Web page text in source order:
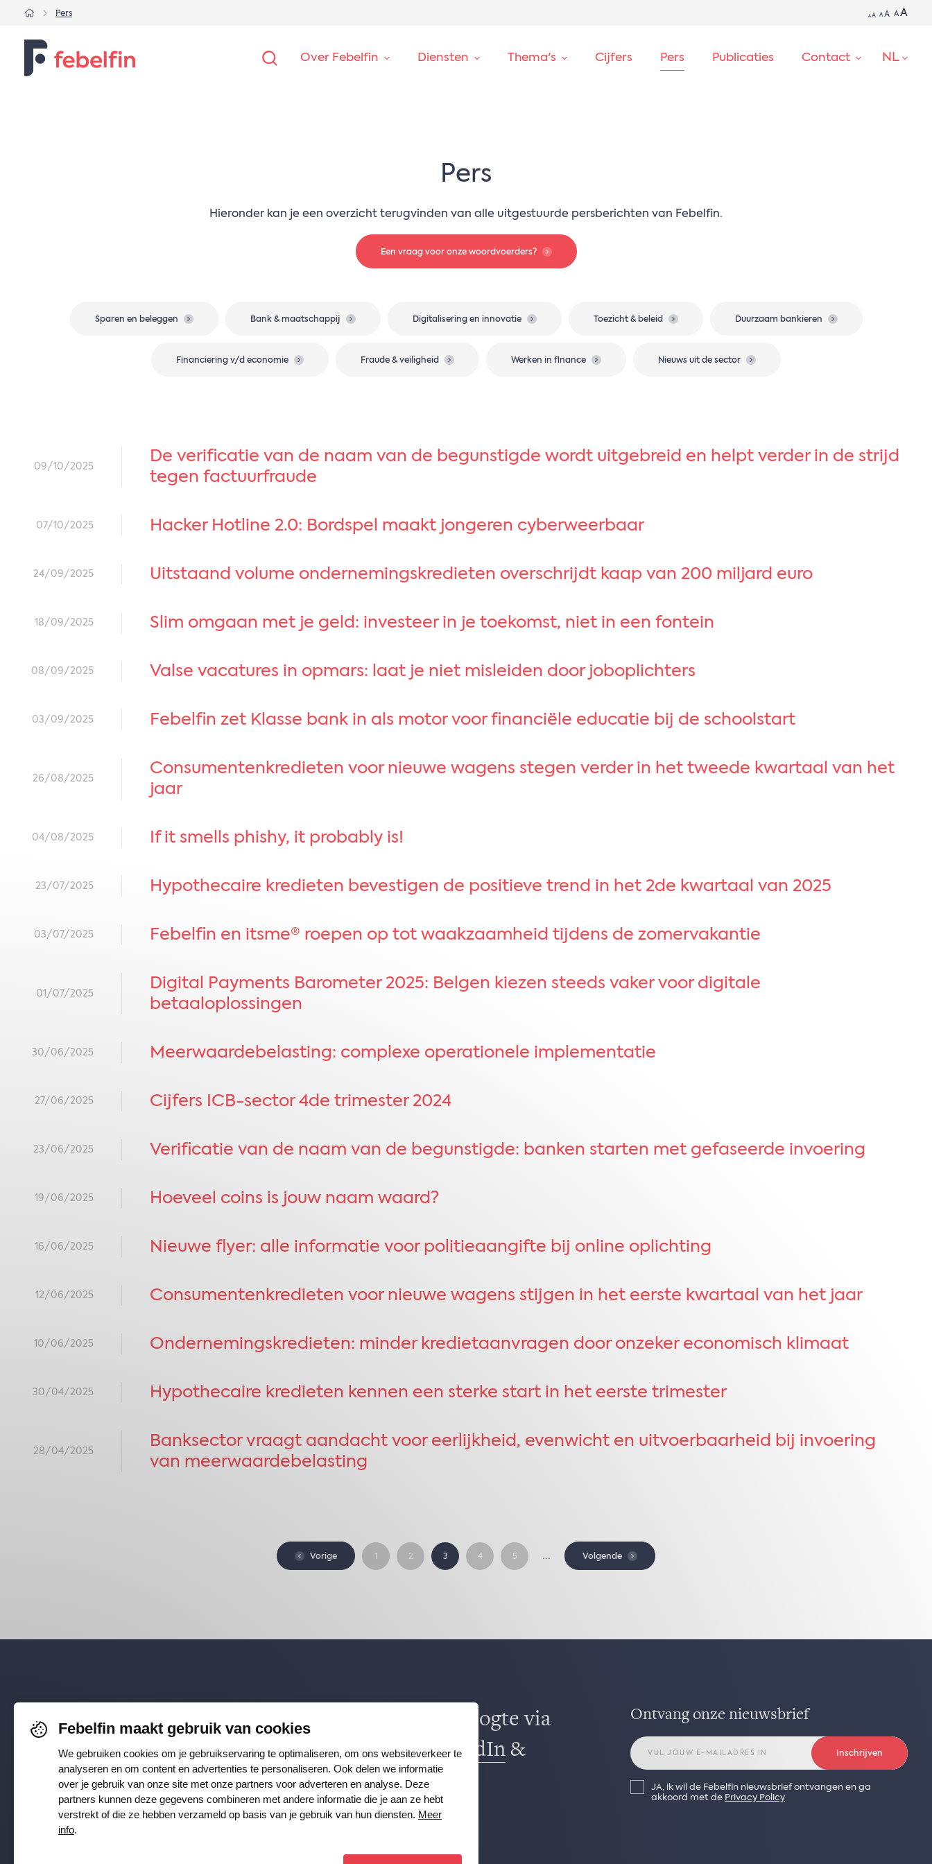
Pers AA A A AA
Over Febelfin Diensten Thema's Cijfers Pers Publicaties Contact NL
ZOEKEN
Pers
Hieronder kan je een overzicht terugvinden van alle uitgestuurde persberichten van Febelfin.
Een vraag voor onze woordvoerders?
Sparen en beleggen Bank & maatschappij Digitalisering en innovatie Toezicht & beleid Duurzaam bankieren
Financiering v/d economie Fraude & veiligheid Werken in finance Nieuws uit de sector
09/10/2025
De verificatie van de naam van de begunstigde wordt uitgebreid en helpt verder in de strijd
tegen factuurfraude
07/10/2025 Hacker Hotline 2.0: Bordspel maakt jongeren cyberweerbaar
24/09/2025 Uitstaand volume ondernemingskredieten overschrijdt kaap van 200 miljard euro
18/09/2025 ​​Slim omgaan met je geld: investeer in je toekomst, niet in een fontein​
08/09/2025 Valse vacatures in opmars: laat je niet misleiden door joboplichters
03/09/2025 Febelfin zet Klasse bank in als motor voor financiële educatie bij de schoolstart
26/08/2025
Consumentenkredieten voor nieuwe wagens stegen verder in het tweede kwartaal van het
jaar
04/08/2025 ​​If it smells phishy, it probably is!
23/07/2025 ​​Hypothecaire kredieten bevestigen de positieve trend in het 2de kwartaal van 2025​
03/07/2025 Febelfin en itsme® roepen op tot waakzaamheid tijdens de zomervakantie
01/07/2025
​​Digital Payments Barometer 2025​: Belgen kiezen steeds vaker voor digitale
betaaloplossingen
30/06/2025 Meerwaardebelasting: complexe operationele implementatie
27/06/2025 Cijfers ICB-sector 4de trimester 2024
23/06/2025 Verificatie van de naam van de begunstigde: banken starten met gefaseerde invoering
19/06/2025 Hoeveel coins is jouw naam waard?
16/06/2025 Nieuwe flyer: alle informatie voor politieaangifte bij online oplichting
12/06/2025 Consumentenkredieten voor nieuwe wagens stijgen in het eerste kwartaal van het jaar
10/06/2025 Ondernemingskredieten: minder kredietaanvragen door onzeker economisch klimaat​
30/04/2025 ​​Hypothecaire kredieten kennen een sterke start in het eerste trimester​
28/04/2025
Banksector vraagt aandacht voor eerlijkheid, evenwicht en uitvoerbaarheid bij invoering
van meerwaardebelasting
Vorige 1 2 3 4 5 ... Volgende
Volg je ons al? Blijf op de hoogte via
Facebook,TikTok,X,LinkedIn &
Instagram.
Ontvang onze nieuwsbrief
Inschrijven
JA, ik wil de Febelfin nieuwsbrief ontvangen en ga
akkoord met de Privacy Policy
Febelfin maakt gebruik van cookies
We gebruiken cookies om je gebruikservaring te optimaliseren, om ons websiteverkeer te
analyseren en om content en advertenties te personaliseren. Ook delen we informatie
over je gebruik van onze site met onze partners voor adverteren en analyse. Deze
partners kunnen deze gegevens combineren met andere informatie die je aan ze hebt
verstrekt of die ze hebben verzameld op basis van je gebruik van hun diensten. Meer
info.